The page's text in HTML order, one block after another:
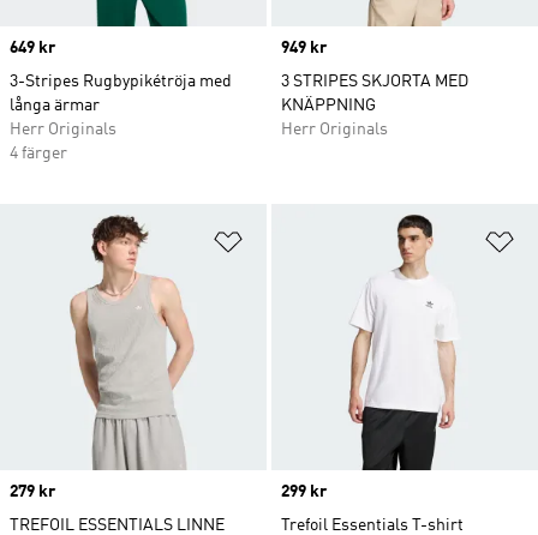
Price
649 kr
3-Stripes Rugbypikétröja med
långa ärmar
Herr Originals
4 färger
Price
949 kr
3 STRIPES SKJORTA MED
KNÄPPNING
Herr Originals
Lägg till på önskelistan
Price
279 kr
TREFOIL ESSENTIALS LINNE
Price
299 kr
Trefoil Essentials T-shirt